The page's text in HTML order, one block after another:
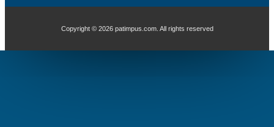
Copyright © 2026 patimpus.com. All rights reserved